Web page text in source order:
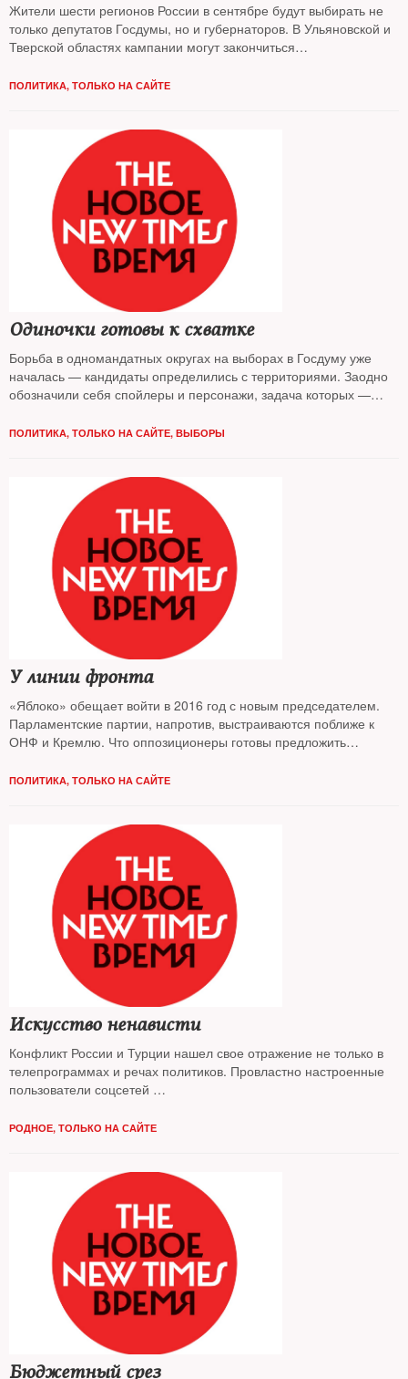
Жители шести регионов России в сентябре будут выбирать не
только депутатов Госдумы, но и губернаторов. В Ульяновской и
Тверской областях кампании могут закончиться
кандидатам от власти обеспечила сама власть
ПОЛИТИКА, ТОЛЬКО НА САЙТЕ
Одиночки готовы к схватке
Борьба в одномандатных округах на выборах в Госдуму уже
началась — кандидаты определились с территориями. Заодно
обозначили себя спойлеры и персонажи, задача которых —
расстановках разбирался The New Times
ПОЛИТИКА, ТОЛЬКО НА САЙТЕ, ВЫБОРЫ
У линии фронта
«Яблоко» обещает войти в 2016 год с новым председателем.
Парламентские партии, напротив, выстраиваются поближе к
ОНФ и Кремлю. Что оппозиционеры готовы предложить
ПОЛИТИКА, ТОЛЬКО НА САЙТЕ
Искусство ненависти
Конфликт России и Турции нашел свое отражение не только в
телепрограммах и речах политиков. Провластно настроенные
пользователи соцсетей
отношение ко вчерашнему союзнику. Как президента Реджепа
РОДНОЕ, ТОЛЬКО НА САЙТЕ
Бюджетный срез